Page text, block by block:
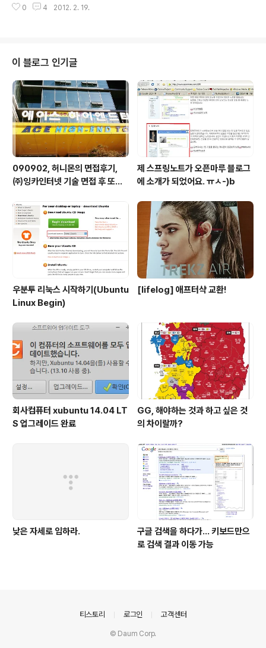
피시기에, 바람을 타고 담배연기가 세미나실로 흘러들어오
소개를 제대로 봤다면, 아예 안갔겠지. JDK7에 대한 이야
보왕' 이벤트에 대해서 알게되었지만, 그 긴 그림을 모두 넣
기는 싫어서, 다시 쓰지는 않았다. 그런데 이렇게 써놓은 글
이 '홍보왕'에 선정될 줄이야. 오전 행사는 다 제쳐두고 오
후 강연들만 들을 계획을 하고, 사촌과 삼성동에서 만나서
점심을 먹을 요량으로 느긋하게 출발한 저에게는 나름의
횡재였습니다. 리얼포스를..
0 4 2012. 2. 19.
이 블로그 인기글
090902, 허니몬의 면접후기,
㈜잉카인터넷 기술 면접 후 또한
업!!
제 스프링노트가 오픈마루 블로그
에 소개가 되었어요. ㅠㅅ-)b
우분투 리눅스 시작하기(Ubuntu
Linux Begin)
[lifelog] 애프터샥 교환!
회사컴퓨터 xubuntu 14.04 LT
S 업그레이드 완료
GG, 해야하는 것과 하고 싶은 것
의 차이랄까?
낮은 자세로 임하라.
구글 검색을 하다가... 키보드만으
로 검색 결과 이동 가능
티스토리 로그인 고객센터
© Daum Corp.